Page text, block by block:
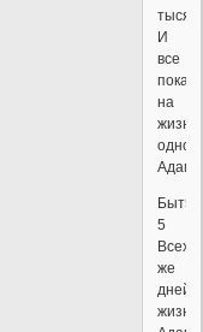
И
все
на
жизни
одного
Быт5-
5
Всех
же
дней
жизни